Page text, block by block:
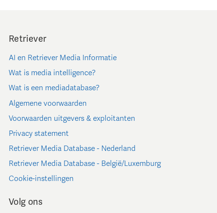
Retriever
AI en Retriever Media Informatie
Wat is media intelligence?
Wat is een mediadatabase?
Algemene voorwaarden
Voorwaarden uitgevers & exploitanten
Privacy statement
Retriever Media Database - Nederland
Retriever Media Database - België/Luxemburg
Cookie-instellingen
Volg ons